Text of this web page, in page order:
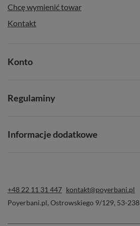
Chcę wymienić towar
Kontakt
Konto
Regulaminy
Informacje dodatkowe
+48 22 11 31 447 kontakt@poyerbani.pl
Poyerbani.pl, Ostrowskiego 9/129, 53-238